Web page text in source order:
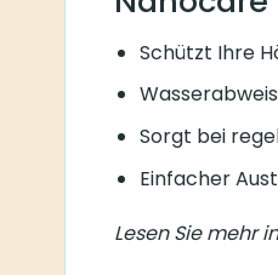
Schützt Ihre
Sorgt bei
Einfacher
Lesen Sie mehr